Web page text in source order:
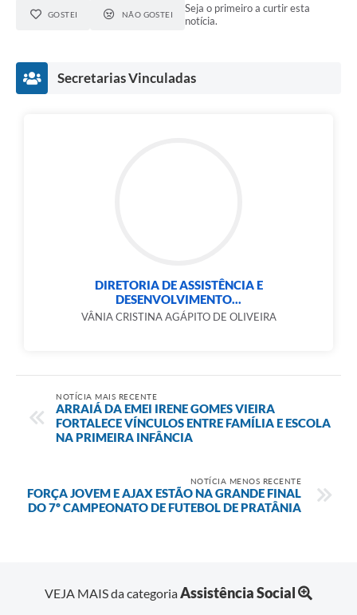
GOSTEI NÃO GOSTEI
Seja o primeiro a curtir esta
notícia.
Secretarias Vinculadas
DIRETORIA DE ASSISTÊNCIA E
DESENVOLVIMENTO...
VÂNIA CRISTINA AGÁPITO DE OLIVEIRA
NOTÍCIA MAIS RECENTE
ARRAIÁ DA EMEI IRENE GOMES VIEIRA
FORTALECE VÍNCULOS ENTRE FAMÍLIA E ESCOLA
NA PRIMEIRA INFÂNCIA
NOTÍCIA MENOS RECENTE
FORÇA JOVEM E AJAX ESTÃO NA GRANDE FINAL
DO 7º CAMPEONATO DE FUTEBOL DE PRATÂNIA
VEJA MAIS da categoriaAssistência Social